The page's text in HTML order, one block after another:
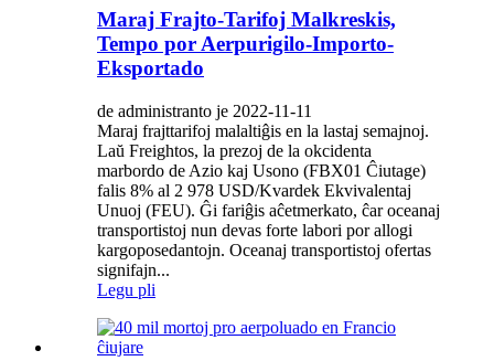
Maraj Frajto-Tarifoj Malkreskis,
Tempo por Aerpurigilo-Importo-
Eksportado
de administranto je 2022-11-11
Maraj frajttarifoj malaltiĝis en la lastaj semajnoj.
Laŭ Freightos, la prezoj de la okcidenta
marbordo de Azio kaj Usono (FBX01 Ĉiutage)
falis 8% al 2 978 USD/Kvardek Ekvivalentaj
Unuoj (FEU). Ĝi fariĝis aĉetmerkato, ĉar oceanaj
transportistoj nun devas forte labori por allogi
kargoposedantojn. Oceanaj transportistoj ofertas
signifajn...
Legu pli